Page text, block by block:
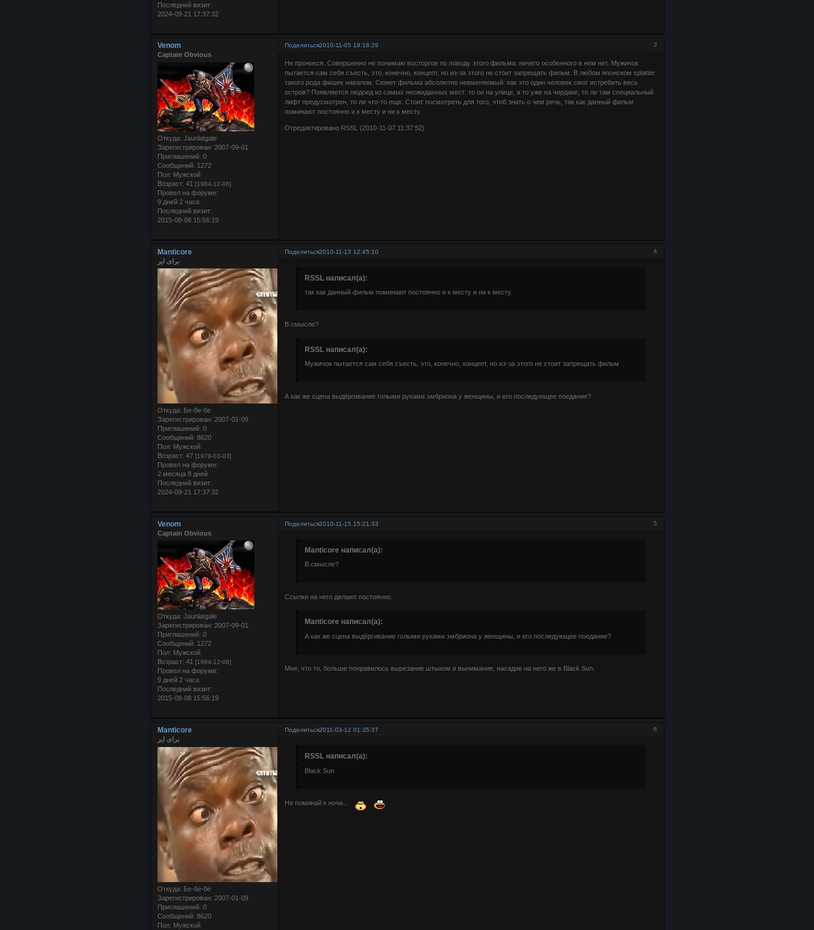
Последний визит:
2024-09-21 17:37:32
Поделиться 3
2010-11-05 19:18:29
Venom
Captain Obvious
Откуда: Jaunlatgale
Зарегистрирован: 2007-09-01
Приглашений: 0
Сообщений: 1272
Пол: Мужской
Возраст: 41 [1984-12-06]
Провел на форуме:
9 дней 2 часа
Последний визит:
2015-08-08 15:56:19
Не проникся. Совершенно не понимаю восторгов по поводу этого фильма: ничего особенного в нем нет. Мужичок
пытается сам себя съесть, это, конечно, концепт, но из-за этого не стоит запрещать фильм. В любом японском splatter
такого рода фишек навалом. Сюжет фильма абсолютно невменяемый: как это один человек смог истребить весь
остров? Появляется людоед из самых неожиданных мест: то он на улице, а то уже на чердаке, то ли там специальный
лифт предусмотрен, то ли что-то еще. Стоит посмотреть для того, чтоб знать о чем речь, так как данный фильм
поминают постоянно и к месту и ни к месту.
Отредактировано RSSL (2010-11-07 11:37:52)
Поделиться 4
2010-11-13 12:45:10
Manticore
برای ایر
Откуда: Бе-бе-бе
Зарегистрирован: 2007-01-09
Приглашений: 0
Сообщений: 8620
Пол: Мужской
Возраст: 47 [1979-03-03]
Провел на форуме:
2 месяца 8 дней
Последний визит:
2024-09-21 17:37:32
RSSL написал(а):
так как данный фильм поминают постоянно и к месту и ни к месту.
В смысле?
RSSL написал(а):
Мужичок пытается сам себя съесть, это, конечно, концепт, но из-за этого не стоит запрещать фильм
А как же сцена выдёргивание голыми руками эмбриона у женщины, и его последующее поедание?
Поделиться 5
2010-11-15 15:21:33
Venom
Captain Obvious
Откуда: Jaunlatgale
Зарегистрирован: 2007-09-01
Приглашений: 0
Сообщений: 1272
Пол: Мужской
Возраст: 41 [1984-12-06]
Провел на форуме:
9 дней 2 часа
Последний визит:
2015-08-08 15:56:19
Manticore написал(а):
В смысле?
Ссылки на него делают постоянно.
Manticore написал(а):
А как же сцена выдёргивание голыми руками эмбриона у женщины, и его последующее поедание?
Мне, что то, больше понравилось вырезание штыком и вынимание, насадив на него же в Black Sun.
Поделиться 6
2011-03-12 01:35:37
Manticore
برای ایر
Откуда: Бе-бе-бе
Зарегистрирован: 2007-01-09
Приглашений: 0
Сообщений: 8620
Пол: Мужской
RSSL написал(а):
Black Sun
Не поминай к ночи...